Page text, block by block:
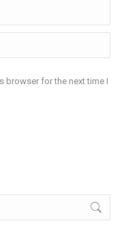
browser for the next time I